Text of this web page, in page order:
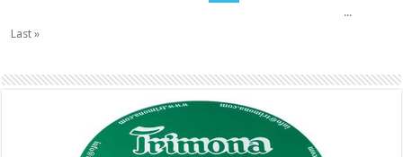
...
Last »